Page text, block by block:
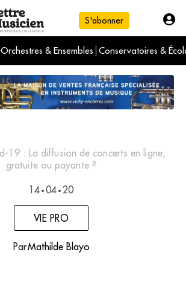
S'abonner
Orchestres & Ensembles Conservatoires &
L'info du jour
Le numéro du mois
International
19 : La diffusion de concerts en ligne,
gratuite ou payante ?
14 • 04 • 20
VIE PRO
ParMathilde Blayo